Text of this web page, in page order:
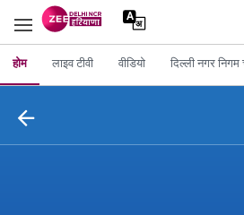
होम लाइव टीवी वीडियो दिल्ली नगर